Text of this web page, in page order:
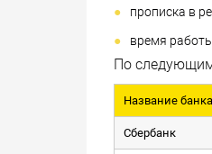
прописка в
время
По
Название банка
Сбербанк